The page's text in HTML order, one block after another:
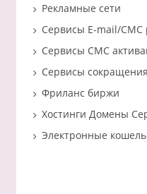
Рекламные сети
Сервисы E-mail/СМС
Сервисы СМС
Сервисы
Фриланс биржи
Хостинги Домены
Электронные